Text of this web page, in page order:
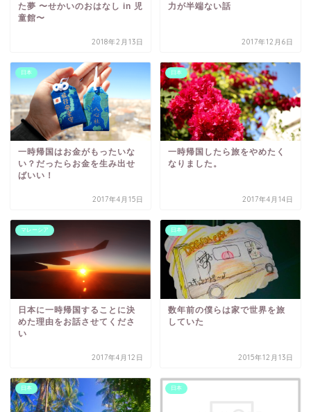
た夢 〜せかいのおはなし in 児
童館〜
2018年2月13日
力が半端ない話
2017年12月6日
日本
一時帰国はお金がもったいな
い？だったらお金を生み出せ
ばいい！
2017年4月15日
日本
一時帰国したら旅をやめたく
なりました。
2017年4月14日
マレーシア
日本に一時帰国することに決
めた理由をお話させてくださ
い
2017年4月12日
日本
数年前の僕らは家で世界を旅
していた
2015年12月13日
日本 日本